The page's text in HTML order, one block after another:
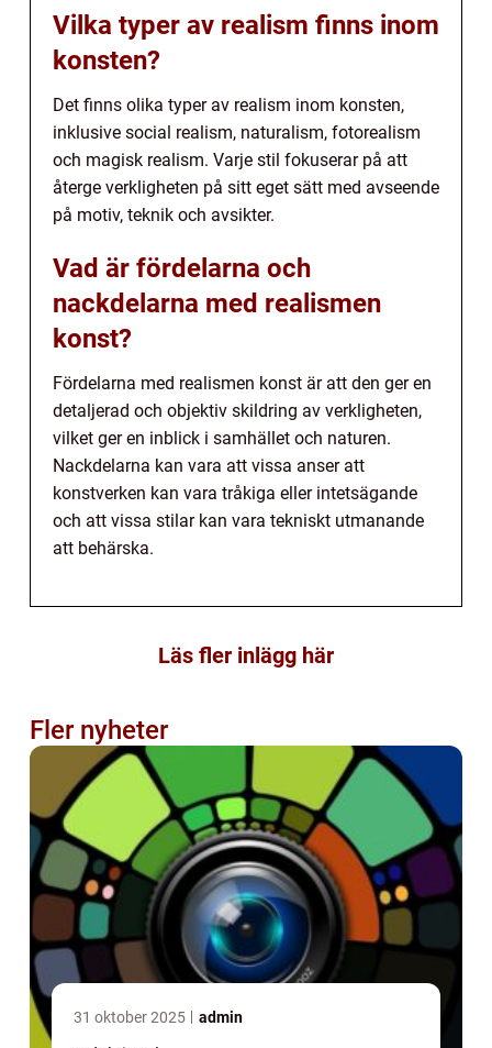
Vilka typer av realism finns inom
konsten?
Det finns olika typer av realism inom konsten,
inklusive social realism, naturalism, fotorealism
och magisk realism. Varje stil fokuserar på att
återge verkligheten på sitt eget sätt med avseende
på motiv, teknik och avsikter.
Vad är fördelarna och
nackdelarna med realismen
konst?
Fördelarna med realismen konst är att den ger en
detaljerad och objektiv skildring av verkligheten,
vilket ger en inblick i samhället och naturen.
Nackdelarna kan vara att vissa anser att
konstverken kan vara tråkiga eller intetsägande
och att vissa stilar kan vara tekniskt utmanande
att behärska.
Läs fler inlägg här
Fler nyheter
31 oktober 2025 admin